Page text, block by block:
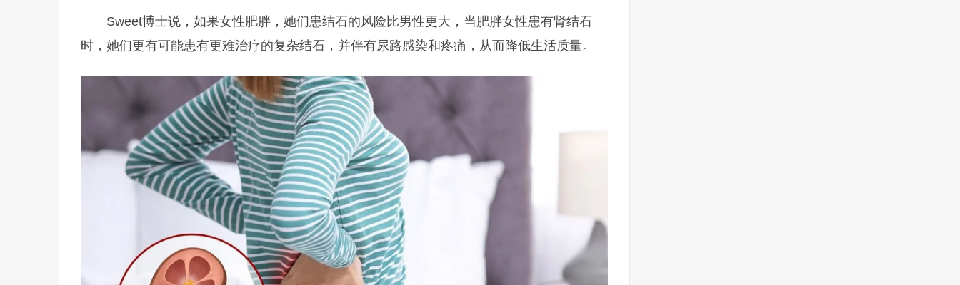
Sweet博士说，如果女性肥胖，她们患结石的风险比男性更大，当肥胖女性患有肾结石
时，她们更有可能患有更难治疗的复杂结石，并伴有尿路感染和疼痛，从而降低生活质量。